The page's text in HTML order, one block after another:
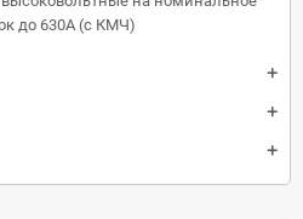
до 630А (с КМЧ)